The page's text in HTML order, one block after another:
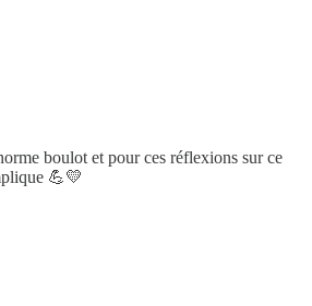
boulot et pour ces réflexions sur ce
💪💛